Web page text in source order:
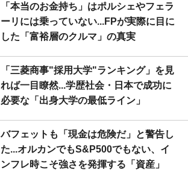
「本当のお金持ち」はポルシェやフェラ
ーリには乗っていない...FPが実際に目に
した「富裕層のクルマ」の真実
「三菱商事"採用大学"ランキング」を見
れば一目瞭然...学歴社会・日本で成功に
必要な「出身大学の最低ライン」
バフェットも「現金は危険だ」と警告し
た...オルカンでもS&P500でもない、イ
ンフレ時こそ強さを発揮する「資産」